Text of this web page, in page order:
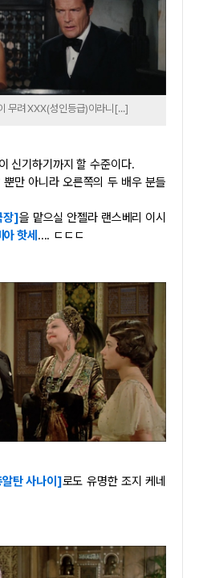
무려 XXX(성인등급)이라니[...]
신기하기까지 할 수준이다.
만 아니라 오른쪽의 두 배우 분들
장]을 맡으실 안젤라 랜스베리 이시
핫세 .... ㄷㄷㄷ
탄 사나이]로도 유명한 조지 케네